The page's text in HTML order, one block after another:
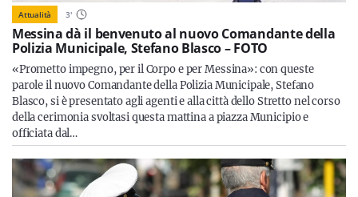
Attualità 3'
Messina dà il benvenuto al nuovo Comandante della
Polizia Municipale, Stefano Blasco – FOTO
«Prometto impegno, per il Corpo e per Messina»: con queste
parole il nuovo Comandante della Polizia Municipale, Stefano
Blasco, si è presentato agli agenti e alla città dello Stretto nel corso
della cerimonia svoltasi questa mattina a piazza Municipio e
officiata dal…